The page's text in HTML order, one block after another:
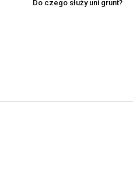
Do czego służy uni grunt?